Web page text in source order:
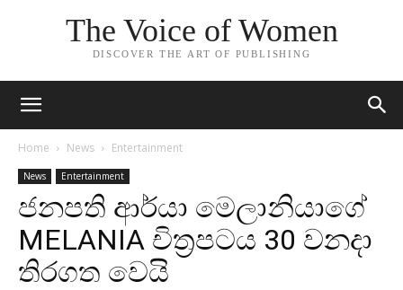
The Voice of Women
DISCOVER THE ART OF PUBLISHING
Home News Entertainment
News Entertainment
ජනපති ආර්යා මෙලානියාගේ
MELANIA චිත්‍රපටය 30 වනදා
තිරගත වෙයි